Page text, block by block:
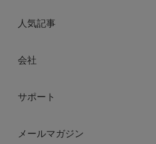
人気記事
会社
サポート
メールマガジン